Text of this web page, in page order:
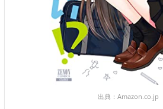
出典： Amazon.co.jp